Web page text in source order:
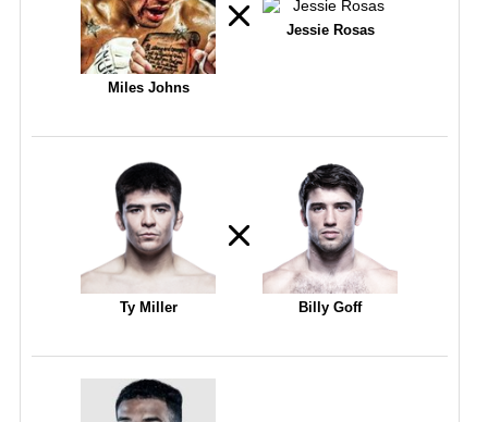
Miles Johns
Jessie Rosas
Ty Miller Billy Goff